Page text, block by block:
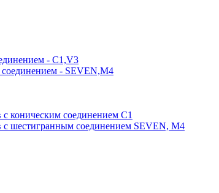
- C1,V3
- SEVEN,M4
коническим соединением С1
с шестигранным соединением SEVEN, М4